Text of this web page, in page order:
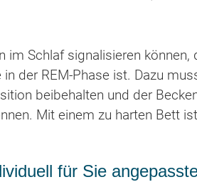
im Schlaf signalisieren
der REM-Phase ist. Dazu
beibehalten und der
Mit einem zu harten Bett
für Sie